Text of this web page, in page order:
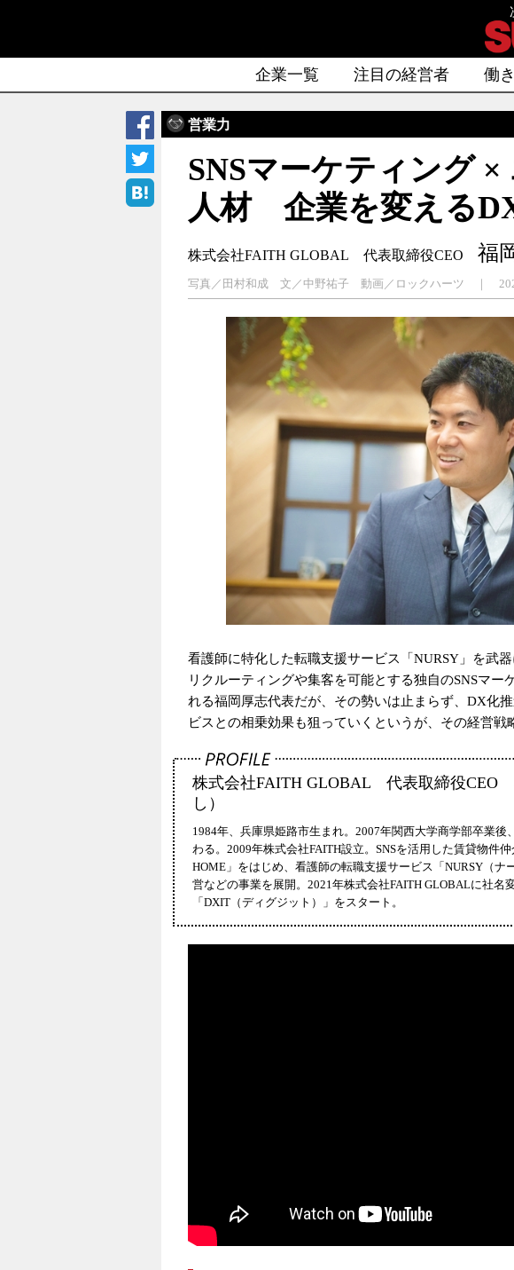
企業一覧 注目の経営者 働
営業力
SNSマーケティング ×
人材 企業を変える
株式会社FAITH GLOBAL 代表取締役CEO 福
写真／田村和成 文／中野祐子 動画／ロックハーツ ｜
看護師に特化した転職支援サービス「NURSY」を武
リクルーティングや集客を可能とする独自のSNSマー
れる福岡厚志代表だが、その勢いは止まらず、DX化
ビスとの相乗効果も狙っていくというが、その経営戦
株式会社FAITH GLOBAL 代表取締役CEO
し）
1984年、兵庫県姫路市生まれ。2007年関西大学商学部卒業
わる。2009年株式会社FAITH設立。SNSを活用した賃貸物件
HOME」をはじめ、看護師の転職支援サービス「NURSY（ナ
営などの事業を展開。2021年株式会社FAITH GLOBALに社名
「DXIT（ディグジット）」をスタート。